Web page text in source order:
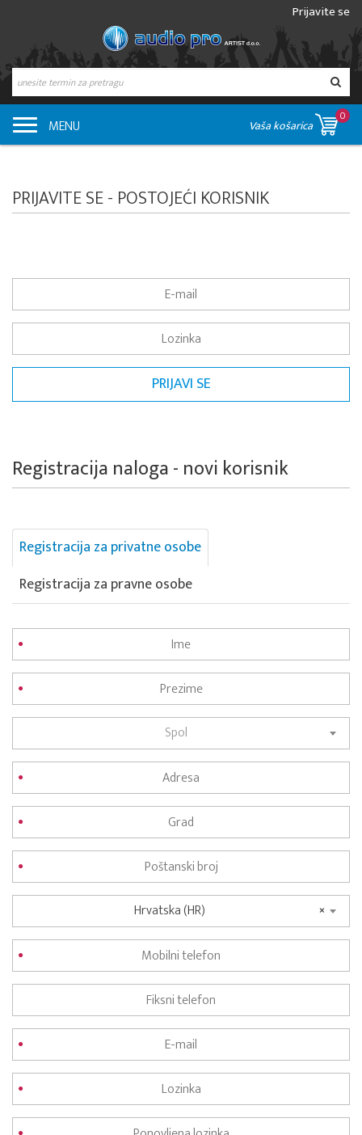
Prijavite se
MENU Vaša košarica
0
PRIJAVITE SE - POSTOJEĆI KORISNIK
Registracija naloga - novi korisnik
Registracija za privatne osobe
Registracija za pravne osobe
Spol
×
Hrvatska (HR)